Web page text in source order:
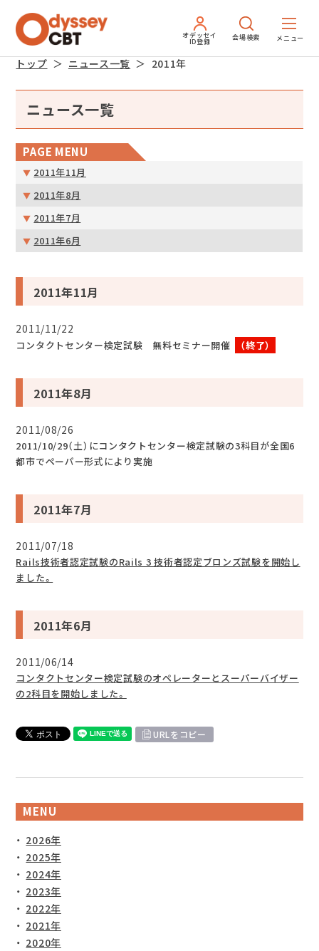
オデッセイ
ID登録 会場検索
トップ ニュース一覧 2011年
ニュース一覧
PAGE MENU
2011年11月
2011年8月
2011年7月
2011年6月
2011年11月
2011/11/22
コンタクトセンター検定試験 無料セミナー開催 （終了）
2011年8月
2011/08/26
2011/10/29（土）にコンタクトセンター検定試験の3科目が全国6
都市でペーパー形式により実施
2011年7月
2011/07/18
Rails技術者認定試験のRails 3 技術者認定ブロンズ試験を開始し
ました。
2011年6月
2011/06/14
コンタクトセンター検定試験のオペレーターとスーパーバイザー
の2科目を開始しました。
URLをコピー
MENU
2026年
2025年
2024年
2023年
2022年
2021年
2020年